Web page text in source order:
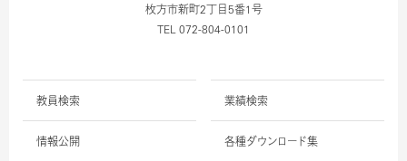
枚方市新町2丁目5番1号
TEL 072-804-0101
教員検索 業績検索
情報公開 各種ダウンロード集